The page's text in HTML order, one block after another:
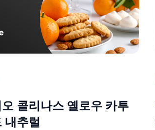
콜리나스 옐로우 카투
내추럴